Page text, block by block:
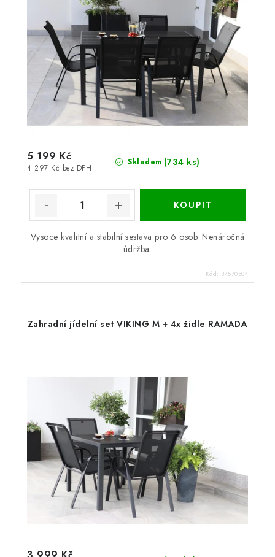
Skladem (734 ks)
4 297 Kč bez DPH
5 199 Kč
Vysoce kvalitní a stabilní sestava pro 6 osob. Nenáročná
údržba.
Kód: 34570504
Zahradní jídelní set VIKING M + 4x židle RAMADA